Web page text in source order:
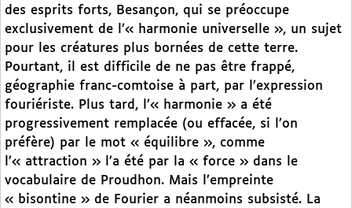
des esprits forts, Besançon, qui se préoccupe
exclusivement de l’« harmonie universelle », un sujet
pour les créatures plus bornées de cette terre.
Pourtant, il est difficile de ne pas être frappé,
géographie franc-comtoise à part, par l’expression
fouriériste. Plus tard, l’« harmonie » a été
progressivement remplacée (ou effacée, si l’on
préfère) par le mot « équilibre », comme
l’« attraction » l’a été par la « force » dans le
vocabulaire de Proudhon. Mais l’empreinte
« bisontine » de Fourier a néanmoins subsisté. La